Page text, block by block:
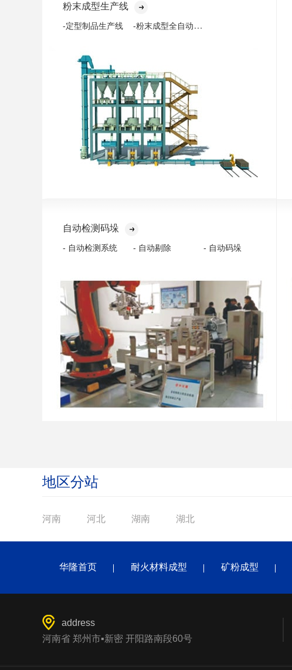
粉末成型生产线
-定型制品生产线 -粉末成型全自动化生产线
自动检测码垛
- 自动检测系统 - 自动剔除 - 自动码垛
地区分站
河南 河北 湖南 湖北
华隆首页 耐火材料成型 矿粉成型
address
河南省 郑州市▪新密 开阳路南段60号